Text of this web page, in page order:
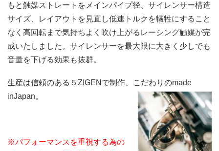
もと触媒ストレートをメインパイプ径、サイレンサー構造
サイズ、レイアウトを見直し低速トルクを犠牲にすること
なく高回転まで気持ちよく吹け上がるレーシング触媒が完
成いたしました。サイレンサーを最大限に大きく少しでも
音量を下げる効果も抜群。
生産は信頼のある５ZIGENで制作、こだわりのmade
inJapan。
※パフォーマンスを重視する為の